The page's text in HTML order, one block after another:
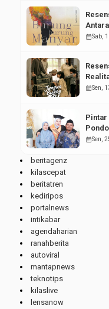
calendar_monthSab,
calendar_monthSen,
Pintar
calendar_monthSen,
beritagenz
kilascepat
beritatren
kediripos
portalnews
intikabar
agendaharian
ranahberita
autoviral
mantapnews
teknotips
kilaslive
lensanow